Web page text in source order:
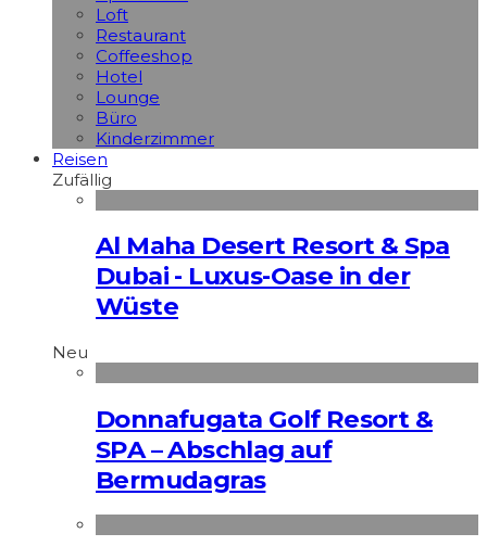
Loft
Restaurant
Coffeeshop
Hotel
Lounge
Büro
Kinderzimmer
Reisen
Zufällig
Al Maha Desert Resort & Spa
Dubai - Luxus-Oase in der
Wüste
Neu
Donnafugata Golf Resort &
SPA – Abschlag auf
Bermudagras